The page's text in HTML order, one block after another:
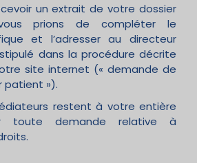
un extrait de votre dossier
prions de compléter le
et l’adresser au directeur
dans la procédure décrite
site internet (« demande de
patient »).
restent à votre entière
toute demande relative à